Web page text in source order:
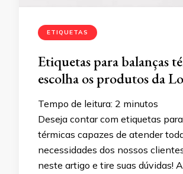
ETIQUETAS
Etiquetas para balanças
escolha os produtos da
Tempo de leitura: 2 minutos
Deseja contar com etiquetas
térmicas capazes de atender
necessidades dos nossos
neste artigo e tire suas dúvidas!